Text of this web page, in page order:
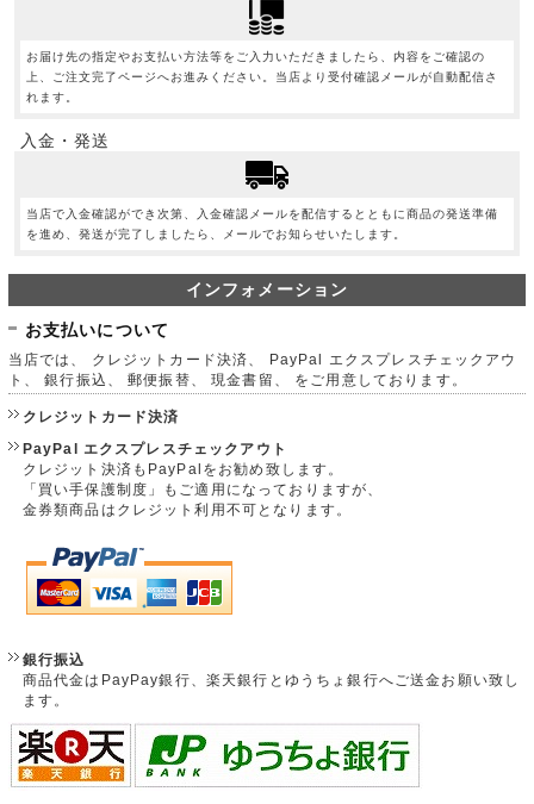
お届け先の指定やお支払い方法等をご入力いただきましたら、内容をご確認の
上、ご注文完了ページへお進みください。当店より受付確認メールが自動配信さ
れます。
入金・発送
当店で入金確認ができ次第、入金確認メールを配信するとともに商品の発送準備
を進め、発送が完了しましたら、メールでお知らせいたします。
インフォメーション
お支払いについて
当店では、 クレジットカード決済、 PayPal エクスプレスチェックアウ
ト、 銀行振込、 郵便振替、 現金書留、 をご用意しております。
クレジットカード決済
PayPal エクスプレスチェックアウト
クレジット決済もPayPalをお勧め致します。
「買い手保護制度」もご適用になっておりますが、
金券類商品はクレジット利用不可となります。
銀行振込
商品代金はPayPay銀行、楽天銀行とゆうちょ銀行へご送金お願い致し
ます。